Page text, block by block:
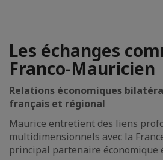
Les échanges
Franco-Mauricien
Relations économiques
français et régional
Maurice entretient des liens
multidimensionnels avec la
principal partenaire économique